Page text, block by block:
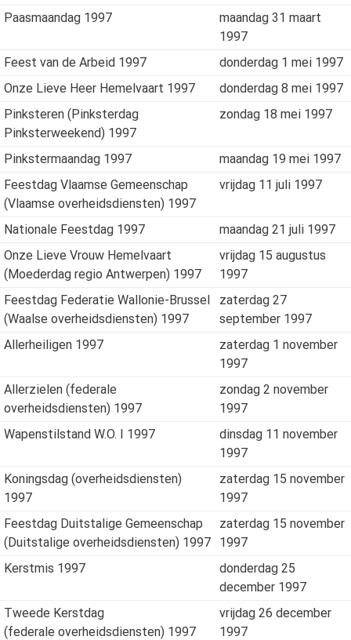
Paasmaandag 1997
maandag 31 maart
1997
Feest van de Arbeid 1997
donderdag 1 mei 1997
Onze Lieve Heer Hemelvaart 1997
donderdag 8 mei 1997
Pinksteren (Pinksterdag
Pinksterweekend) 1997
zondag 18 mei 1997
Pinkstermaandag 1997
maandag 19 mei 1997
Feestdag Vlaamse Gemeenschap
(Vlaamse overheidsdiensten) 1997
vrijdag 11 juli 1997
Nationale Feestdag 1997
maandag 21 juli 1997
Onze Lieve Vrouw Hemelvaart
(Moederdag regio Antwerpen) 1997
vrijdag 15 augustus
1997
Feestdag Federatie Wallonie-Brussel
(Waalse overheidsdiensten) 1997
zaterdag 27
september 1997
Allerheiligen 1997
zaterdag 1 november
1997
Allerzielen (federale
overheidsdiensten) 1997
zondag 2 november
1997
Wapenstilstand W.O. I 1997
dinsdag 11 november
1997
Koningsdag (overheidsdiensten)
1997
zaterdag 15 november
1997
Feestdag Duitstalige Gemeenschap
(Duitstalige overheidsdiensten) 1997
zaterdag 15 november
1997
Kerstmis 1997
donderdag 25
december 1997
Tweede Kerstdag
(federale overheidsdiensten) 1997
vrijdag 26 december
1997